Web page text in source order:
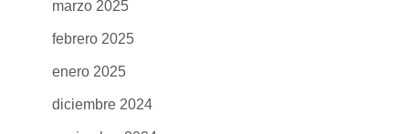
marzo 2025
febrero 2025
enero 2025
diciembre 2024